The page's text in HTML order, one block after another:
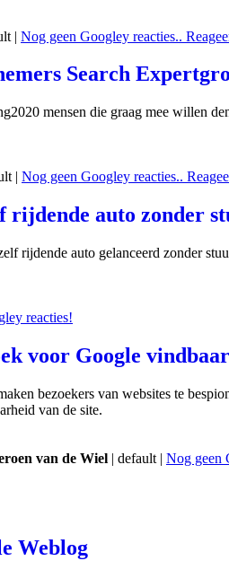
| Nog geen Googley reacties..
Search
mensen die graag mee willen
| Nog geen Googley reacties..
rijdende auto zonder
rijdende auto gelanceerd zonder
reacties!
voor Google
bezoekers van websites te
van de site.
van de Wiel | default | Nog geen
Weblog